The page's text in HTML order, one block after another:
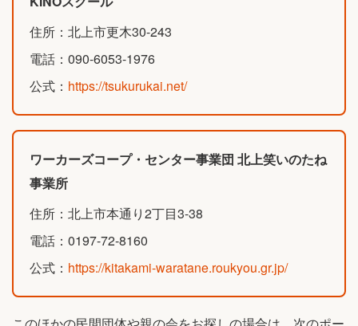
住所：北上市更木30-243
電話：090-6053-1976
公式： https://tsukurukai.net/
ワーカーズコープ・センター事業団 北上笑いのたね
事業所
住所：北上市本通り2丁目3-38
電話：0197-72-8160
公式： https://kitakami-waratane.roukyou.gr.jp/